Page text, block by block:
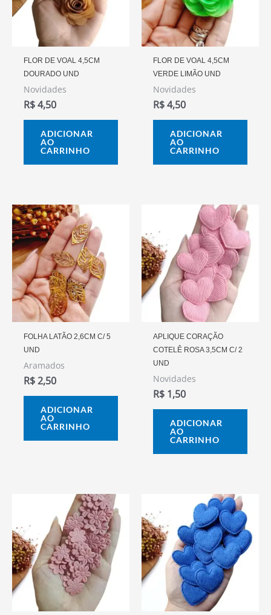
FLOR DE VOAL 4,5CM
DOURADO UND
Novidades
R$4,50
ADICIONAR
AO
CARRINHO
FLOR DE VOAL 4,5CM
VERDE LIMÃO UND
Novidades
R$4,50
ADICIONAR
AO
CARRINHO
FOLHA LATÃO 2,6CM C/ 5
UND
Aramados
R$2,50
ADICIONAR
AO
CARRINHO
APLIQUE CORAÇÃO
COTELÊ ROSA 3,5CM C/ 2
UND
Novidades
R$ 1,50
ADICIONAR
AO
CARRINHO